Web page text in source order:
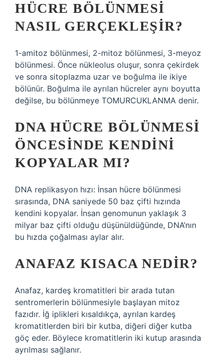
HÜCRE BÖLÜNMESI
NASIL GERÇEKLEŞIR?
1-amitoz bölünmesi, 2-mitoz bölünmesi, 3-meyoz
bölünmesi. Önce nükleolus oluşur, sonra çekirdek
ve sonra sitoplazma uzar ve boğulma ile ikiye
bölünür. Boğulma ile ayrılan hücreler aynı boyutta
değilse, bu bölünmeye TOMURCUKLANMA denir.
DNA HÜCRE BÖLÜNMESI
ÖNCESINDE KENDINI
KOPYALAR MI?
DNA replikasyon hızı: İnsan hücre bölünmesi
sırasında, DNA saniyede 50 baz çifti hızında
kendini kopyalar. İnsan genomunun yaklaşık 3
milyar baz çifti olduğu düşünüldüğünde, DNA’nın
bu hızda çoğalması aylar alır.
ANAFAZ KISACA NEDIR?
Anafaz, kardeş kromatitleri bir arada tutan
sentromerlerin bölünmesiyle başlayan mitoz
fazıdır. İğ iplikleri kısaldıkça, ayrılan kardeş
kromatitlerden biri bir kutba, diğeri diğer kutba
göç eder. Böylece kromatitlerin iki kutup arasında
ayrılması sağlanır.